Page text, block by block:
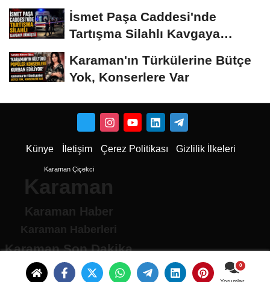
İsmet Paşa Caddesi'nde
Tartışma Silahlı Kavgaya
Karaman'ın Türkülerine Bütçe
Yok, Konserlere Var
Künye İletişim Çerez Politikası Gizlilik İlkeleri
Karaman Çiçekci
Karaman
Karaman Haber
Karaman Haberleri
Karaman Son Dakika
Karaman son dakika Haberleri
Karamandan haberler